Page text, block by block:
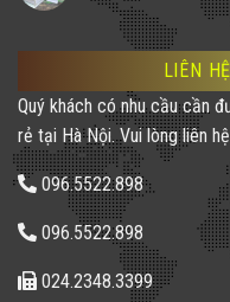
LIÊN
Quý khách có nhu cầu cần
rẻ tại Hà Nội. Vui lòng liên
096.5522.898
096.5522.898
024.2348.3399